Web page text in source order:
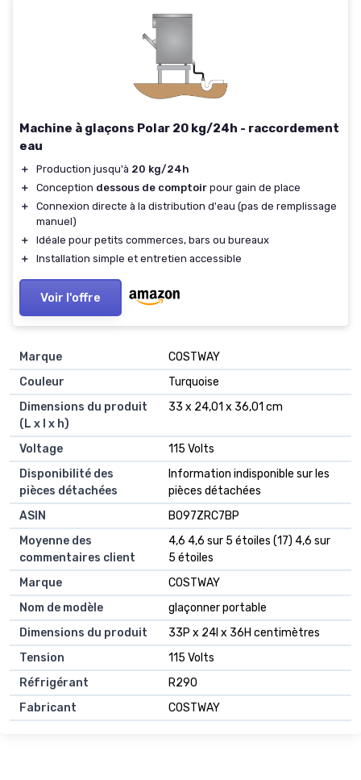
Machine à glaçons Polar 20 kg/24h - raccordement
eau
＋ Production jusqu'à 20 kg/24h
＋
Conception dessous de comptoir pour gain de place
＋
Connexion directe à la distribution d'eau (pas de remplissage
manuel)
＋
Idéale pour petits commerces, bars ou bureaux
＋
Installation simple et entretien accessible
Voir l'offre
Marque
‎COSTWAY
Couleur
‎Turquoise
Dimensions du produit
(L x l x h)
‎33 x 24,01 x 36,01 cm
Voltage
‎115 Volts
Disponibilité des
pièces détachées
‎Information indisponible sur les
pièces détachées
ASIN
B097ZRC7BP
Moyenne des
commentaires client
4,6 4,6 sur 5 étoiles (17) 4,6 sur
5 étoiles
Marque
COSTWAY
Nom de modèle
glaçonner portable
Dimensions du produit
33P x 24l x 36H centimètres
Tension
115 Volts
Réfrigérant
R290
Fabricant
COSTWAY